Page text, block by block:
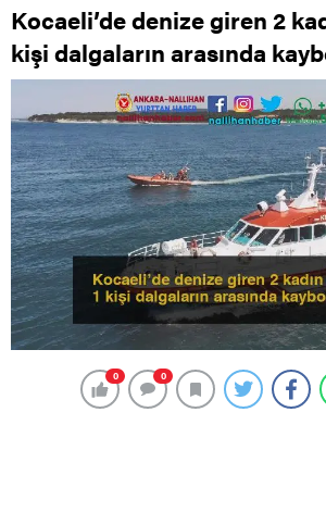
Kocaeli’de denize giren 2
kişi dalgaların arasında
0 0